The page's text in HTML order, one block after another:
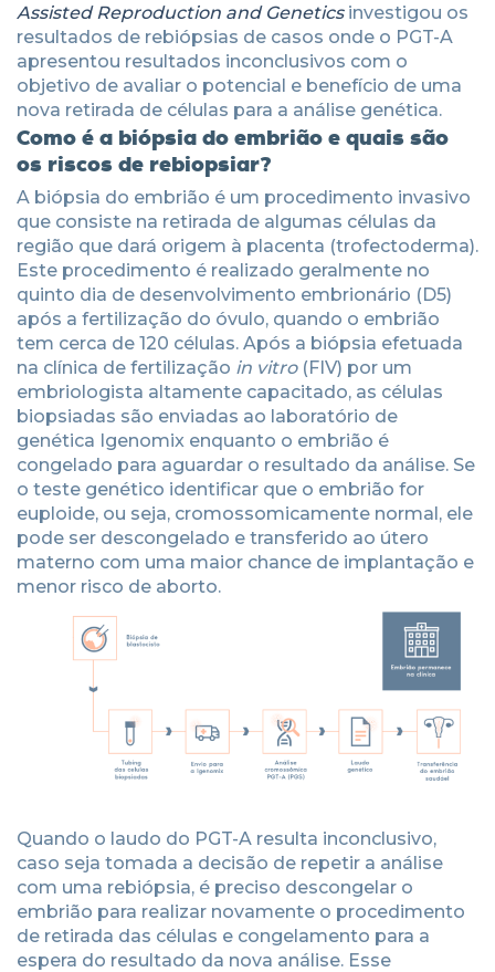
Assisted Reproduction and Geneticsinvestigou os
resultados de rebiópsias de casos onde o PGT-A
apresentou resultados inconclusivos com o
objetivo de avaliar o potencial e benefício de uma
nova retirada de células para a análise genética.
Como é a biópsia do embrião e quais são
os riscos de rebiopsiar?
A biópsia do embrião é um procedimento invasivo
que consiste na retirada de algumas células da
região que dará origem à placenta (trofectoderma).
Este procedimento é realizado geralmente no
quinto dia de desenvolvimento embrionário (D5)
após a fertilização do óvulo, quando o embrião
tem cerca de 120 células. Após a biópsia efetuada
na clínica de fertilização in vitro(FIV) por um
embriologista altamente capacitado, as células
biopsiadas são enviadas ao laboratório de
genética Igenomix enquanto o embrião é
congelado para aguardar o resultado da análise. Se
o teste genético identificar que o embrião for
euploide, ou seja, cromossomicamente normal, ele
pode ser descongelado e transferido ao útero
materno com uma maior chance de implantação e
menor risco de aborto.
Quando o laudo do PGT-A resulta inconclusivo,
caso seja tomada a decisão de repetir a análise
com uma rebiópsia, é preciso descongelar o
embrião para realizar novamente o procedimento
de retirada das células e congelamento para a
espera do resultado da nova análise. Esse